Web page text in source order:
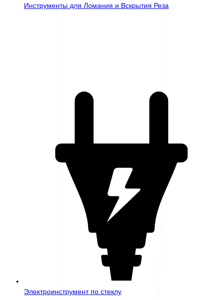
Инструменты для Ломания и Вскрытия Реза
Электроинструмент по стеклу